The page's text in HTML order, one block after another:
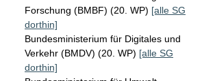
Forschung (BMBF) (20. WP) [alle SG
dorthin]
Bundesministerium für Digitales und
Verkehr (BMDV) (20. WP) [alle SG
dorthin]